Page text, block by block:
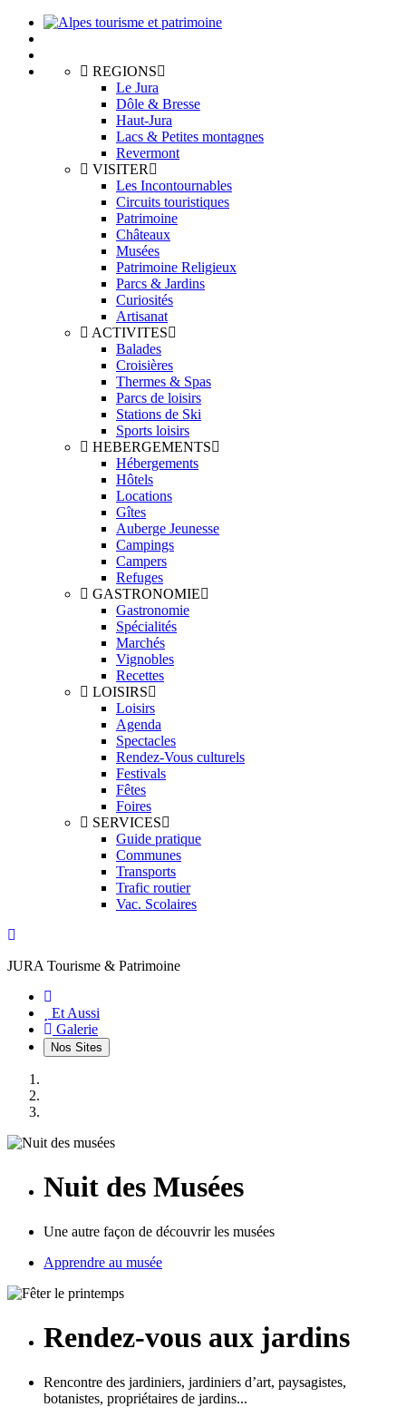
REGIONS
Le Jura
Dôle & Bresse
Haut-Jura
Lacs & Petites montagnes
Revermont
VISITER
Les Incontournables
Circuits touristiques
Patrimoine
Châteaux
Musées
Patrimoine Religieux
Parcs & Jardins
Curiosités
Artisanat
ACTIVITES
Balades
Croisières
Thermes & Spas
Parcs de loisirs
Stations de Ski
Sports loisirs
HEBERGEMENTS
Hébergements
Hôtels
Locations
Gîtes
Auberge Jeunesse
Campings
Campers
Refuges
GASTRONOMIE
Gastronomie
Spécialités
Marchés
Vignobles
Recettes
LOISIRS
Loisirs
Agenda
Spectacles
Rendez-Vous culturels
Festivals
Fêtes
Foires
SERVICES
Guide pratique
Communes
Transports
Trafic routier
Vac. Scolaires
JURA Tourisme & Patrimoine
Et Aussi
Galerie
Nos Sites
Nuit des Musées
Une autre façon de découvrir les musées
Apprendre au musée
Rendez-vous aux jardins
Rencontre des jardiniers, jardiniers d’art, paysagistes,
botanistes, propriétaires de jardins...